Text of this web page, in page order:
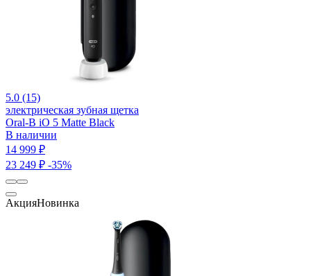
5.0 (15)
электрическая зубная щетка
Oral-B iO 5 Matte Black
В наличии
14 999 ₽
23 249 ₽ -35%
АкцияНовинка